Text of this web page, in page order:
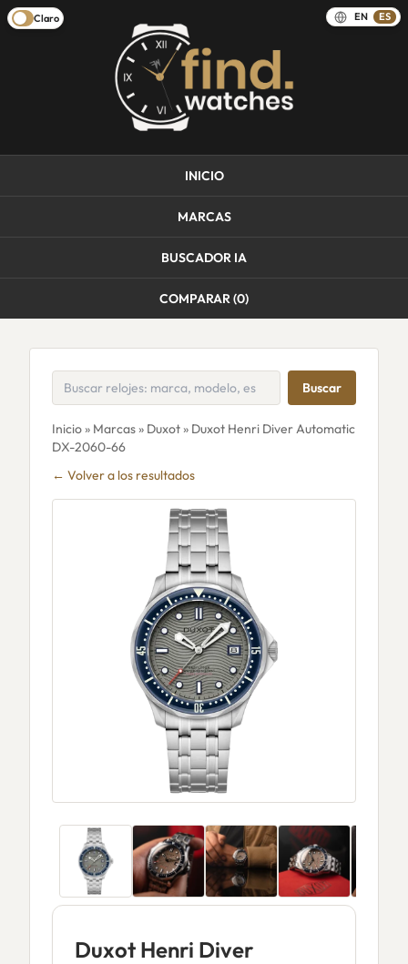
Claro EN ES
INICIO
MARCAS
BUSCADOR IA
COMPARAR (0)
Buscar
Inicio» Marcas» Duxot» Duxot Henri Diver Automatic
DX-2060-66
← Volver a los resultados
Duxot Henri Diver